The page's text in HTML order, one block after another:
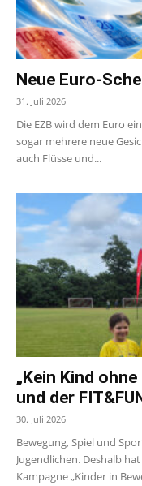
Neue Euro-
31. Juli 2026
Die EZB wird dem Euro
sogar mehrere neue
auch Flüsse und...
„Kein Kind
und der
30. Juli 2026
Bewegung, Spiel und
Jugendlichen. Deshalb
Kampagne „Kinder in